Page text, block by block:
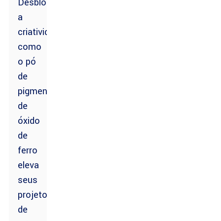
a
criatividade:
como
o pó
de
pigmento
de
óxido
de
ferro
eleva
seus
projetos
de